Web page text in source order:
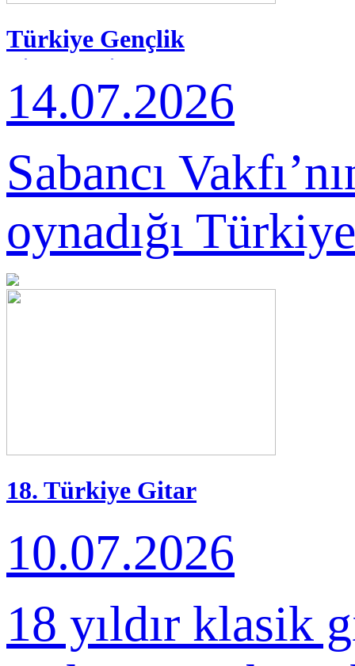
Türkiye Gençlik
Filarmoni Orkestrası 20
Yaşında
14.07.2026
Sabancı
oynadığı
18. Türkiye Gitar
10.07.2026
18 yıldır klasik